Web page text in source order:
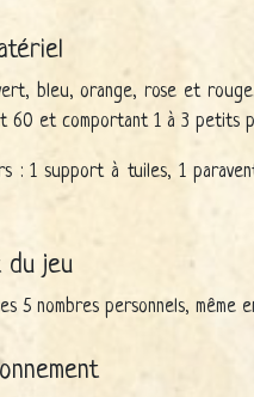
bleu, orange, rose et
60 et comportant 1 à 3 petits
: 1 support à tuiles, 1
du jeu
5 nombres personnels, même